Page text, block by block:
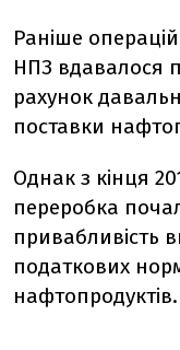
Раніше
НПЗ вдавалося
рахунок
поставки
Однак з кінця
переробка
привабливість
податкових
нафтопродуктів.